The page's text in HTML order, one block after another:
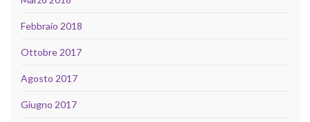
Febbraio 2018
Ottobre 2017
Agosto 2017
Giugno 2017